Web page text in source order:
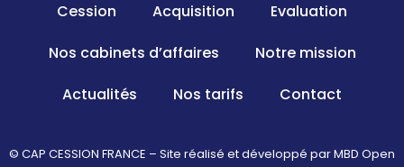
Cession Acquisition
Evaluation
Nos cabinets d’affaires
Notre mission
Actualités
Nos tarifs Contact
© CAP CESSION FRANCE – Site réalisé et développé par MBD Open